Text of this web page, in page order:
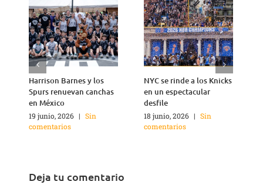
Harrison Barnes y los
Spurs renuevan canchas
en México
19 junio, 2026 | Sin
comentarios
NYC se rinde a los Knicks
en un espectacular
desfile
18 junio, 2026 | Sin
comentarios
Deja tu comentario